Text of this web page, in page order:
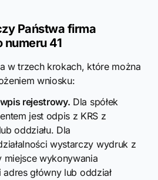
Państwa firma
numeru 41
w trzech krokach, które można
wniosku:
rejestrowy. Dla spółek
jest odpis z KRS z
oddziału. Dla
wystarczy wydruk z
miejsce wykonywania
główny lub oddział